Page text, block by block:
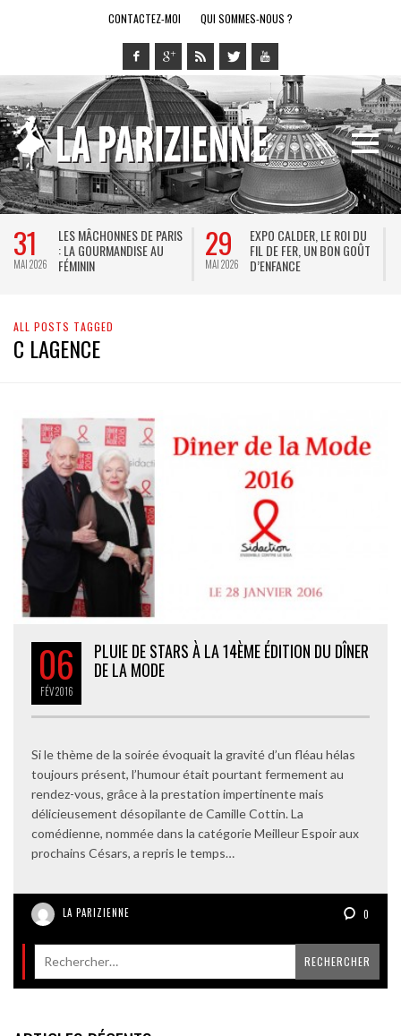
CONTACTEZ-MOI QUI SOMMES-NOUS ?
31
MAI 2026
LES MÂCHONNES DE PARIS
: LA GOURMANDISE AU
FÉMININ
29
MAI 2026
EXPO CALDER, LE ROI DU
FIL DE FER, UN BON GOÛT
D’ENFANCE
ALL POSTS TAGGED
C LAGENCE
06
FÉV2016
PLUIE DE STARS À LA 14ÈME ÉDITION DU DÎNER
DE LA MODE
Si le thème de la soirée évoquait la gravité d’un fléau hélas
toujours présent, l’humour était pourtant fermement au
rendez-vous, grâce à la prestation impertinente mais
délicieusement désopilante de Camille Cottin. La
comédienne, nommée dans la catégorie Meilleur Espoir aux
prochains Césars, a repris le temps…
LA PARIZIENNE 0